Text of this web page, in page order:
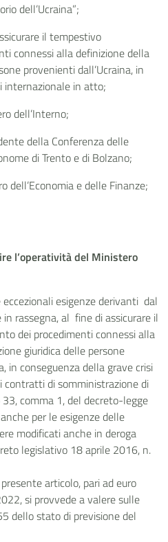
dell’Ucraina”;
il tempestivo
connessi alla definizione della
provenienti dall’Ucraina, in
internazionale in atto;
dell’Interno;
della Conferenza delle
di Trento e di Bolzano;
dell’Economia e delle Finanze;
l’operatività del Ministero
esigenze derivanti dal
rassegna, al fine di assicurare il
dei procedimenti connessi alla
giuridica delle persone
in conseguenza della grave crisi
di somministrazione di
33, comma 1, del decreto-legge
per le esigenze delle
modificati anche in deroga
legislativo 18 aprile 2016, n.
articolo, pari ad euro
si provvede a valere sulle
dello stato di previsione del